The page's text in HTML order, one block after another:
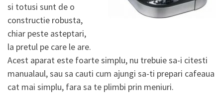
si totusi sunt de o
constructie robusta,
chiar peste asteptari,
la pretul pe care le are.
Acest aparat este foarte simplu, nu trebuie sa-i citesti
manualaul, sau sa cauti cum ajungi sa-ti prepari cafeaua
cat mai simplu, fara sa te plimbi prin meniuri.